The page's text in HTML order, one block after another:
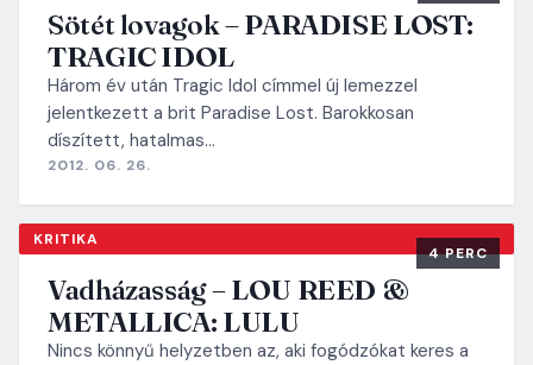
Sötét lovagok – PARADISE LOST:
TRAGIC IDOL
Három év után Tragic Idol címmel új lemezzel
jelentkezett a brit Paradise Lost. Barokkosan
díszített, hatalmas…
2012. 06. 26.
KRITIKA
4 PERC
Vadházasság – LOU REED &
METALLICA: LULU
Nincs könnyű helyzetben az, aki fogódzókat keres a